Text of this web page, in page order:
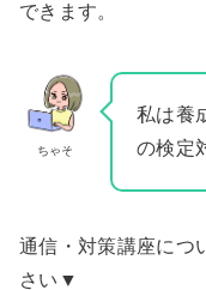
できます。
ちゃそ
私は養
の検定
通信・対策講座につ
さい▼